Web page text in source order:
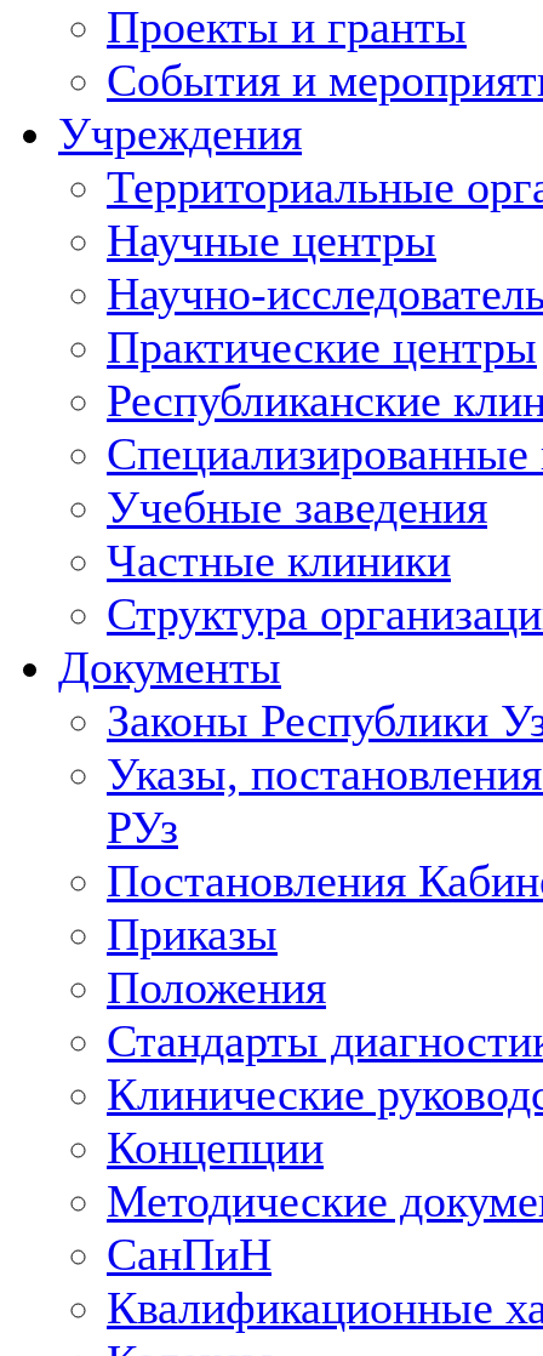
Проекты и гранты
События и
Учреждения
Территориальные
Научные центры
Научно-
Практические центры
Республиканские
Учебные заведения
Частные клиники
Структура
Документы
Законы Республики
Указы,
РУз
Постановления
Приказы
Положения
Стандарты
Клинические
Концепции
Методические
СанПиН
Квалификационные